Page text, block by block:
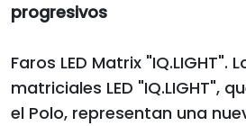
progresivos
Faros LED Matrix "IQ.LIGHT".
matriciales LED "IQ.LIGHT",
el Polo, representan una